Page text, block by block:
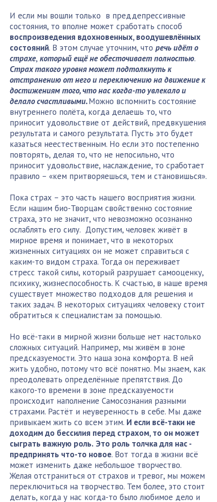
И если мы вошли только в преддепрессивные
состояния, то вполне может сработать способ
воспроизведения вдохновенных, воодушевлённых
состояний. В этом случае уточним, что речь идёт о
страхе, который ещё не обесточивает полностью.
Страх такого уровня может подтолкнуть к
отстранению от него и переключению на движение к
достижениям того, что нас когда-то увлекало и
делало счастливыми.Можно вспомнить состояние
внутреннего полёта, когда делаешь то, что
приносит удовольствие от действий, предвкушения
результата и самого результата. Пусть это будет
казаться неестественным. Но если это постепенно
повторять, делая то, что не непосильно, что
приносит удовольствие, наслаждение, то сработает
правило – «кем притворяешься, тем и становишься».
Пока страх – это часть нашего восприятия жизни.
Если нашим био-Творцам свойственно состояние
страха, это не значит, что невозможно осознанно
ослаблять его силу. Допустим, человек живёт в
мирное время и понимает, что в некоторых
жизненных ситуациях он не может справиться с
каким-то видом страха. Тогда он переживает
стресс такой силы, который разрушает самооценку,
психику, жизнеспособность. К счастью, в наше время
существует множество подходов для решения и
таких задач. В некоторых ситуациях человеку стоит
обратиться к специалистам за помощью.
Но всё-таки в мирной жизни больше нет настолько
сложных ситуаций. Например, мы живём в зоне
предсказуемости. Это наша зона комфорта. В ней
жить удобно, потому что всё понятно. Мы знаем, как
преодолевать определённые препятствия. До
какого-то времени в зоне предсказуемости
происходит наполнение Самосознания разными
страхами. Растёт и неуверенность в себе. Мы даже
привыкаем жить со всем этим. И если всё-таки не
доходим до бессилия перед страхом, то он может
сыграть важную роль. Это роль толчка для нас -
предпринять что-то новое. Вот тогда в жизни всё
может изменить даже небольшое творчество.
Желая отстраниться от страхов и тревог, мы можем
переключиться на творчество. Тем более, это стоит
делать, когда у нас когда-то было любимое дело и